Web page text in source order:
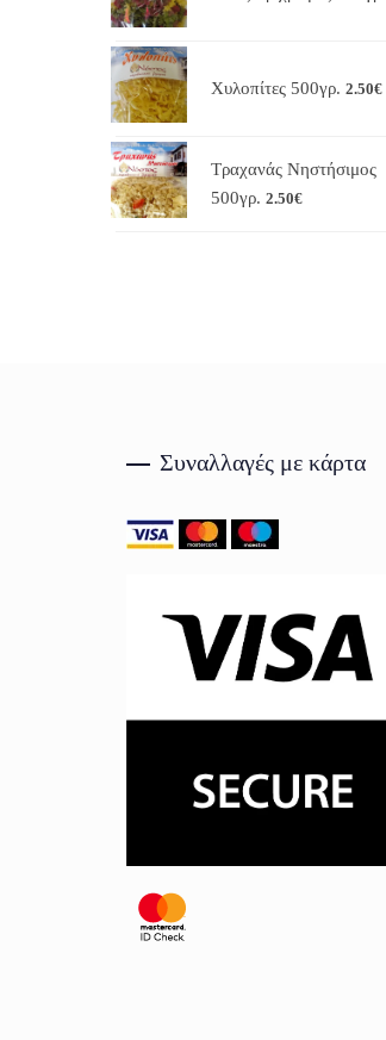
Χυλοπίτες 500γρ. 2.50€
Τραχανάς Νηστήσιμος
500γρ. 2.50€
Συναλλαγές με κάρτα